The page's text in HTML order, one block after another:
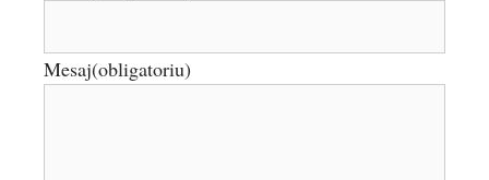
Mesaj(obligatoriu)